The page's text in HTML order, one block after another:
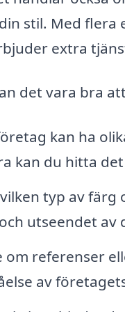
stil. Med
extra
det vara bra
kan ha
kan du hitta
typ av
utseendet av
om referenser
av